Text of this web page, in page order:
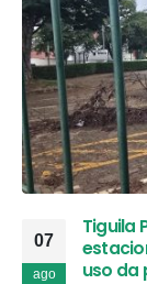
07
ago
Tiguila
uso da